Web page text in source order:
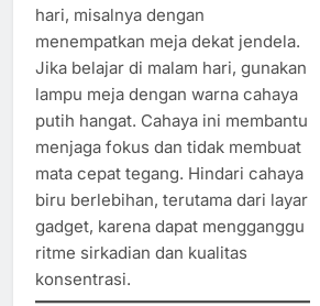
hari, misalnya dengan
menempatkan meja dekat jendela.
Jika belajar di malam hari, gunakan
lampu meja dengan warna cahaya
putih hangat. Cahaya ini membantu
menjaga fokus dan tidak membuat
mata cepat tegang. Hindari cahaya
biru berlebihan, terutama dari layar
gadget, karena dapat mengganggu
ritme sirkadian dan kualitas
konsentrasi.